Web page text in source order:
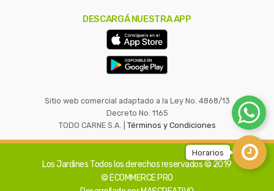
DESCARGÁ NUESTRA APP
Sitio web comercial adaptado a la Ley No. 4868/13
Decreto No. 1165
TODO CARNE S.A. | Términos y Condiciones
Los Jardines Todos los derechos reservados © 2019
© ECOMMERCE PRO